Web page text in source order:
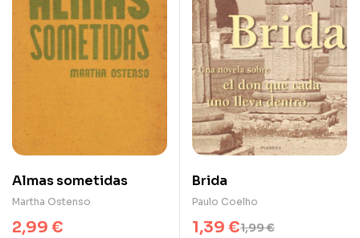
Almas sometidas
Martha Ostenso
2,99 €
Brida
Paulo Coelho
1,99€
1,39 €